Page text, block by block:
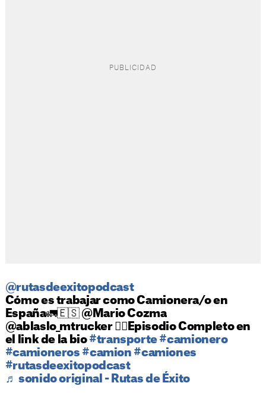
@rutasdeexitopodcast
Cómo es trabajar como Camionera/o en
España🚛🇪🇸 @Mario Cozma
@ablaslo_mtrucker 👉🏼Episodio Completo en
el link de la bio #transporte #camionero
#camioneros #camion #camiones
#rutasdeexitopodcast
♬ sonido original - Rutas de Éxito